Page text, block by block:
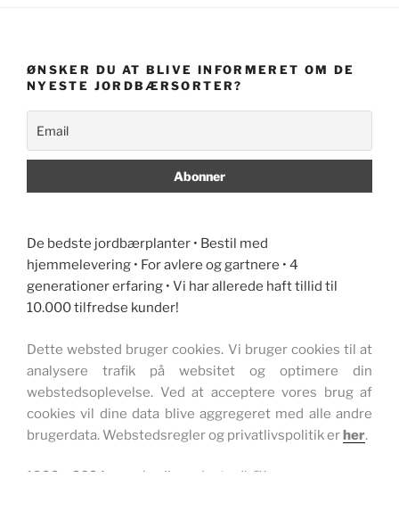
ØNSKER DU AT BLIVE INFORMERET OM DE
NYESTE JORDBÆRSORTER?
De bedste jordbærplanter • Bestil med
hjemmelevering • For avlere og gartnere • 4
generationer erfaring • Vi har allerede haft tillid til
10.000 tilfredse kunder!
Dette websted bruger cookies. Vi bruger cookies til at
analysere trafik på websitet og optimere din
webstedsoplevelse. Ved at acceptere vores brug af
cookies vil dine data blive aggregeret med alle andre
brugerdata. Webstedsregler og privatlivspolitik erher.
1999 – 2024 www.jordbærplante.dk ™